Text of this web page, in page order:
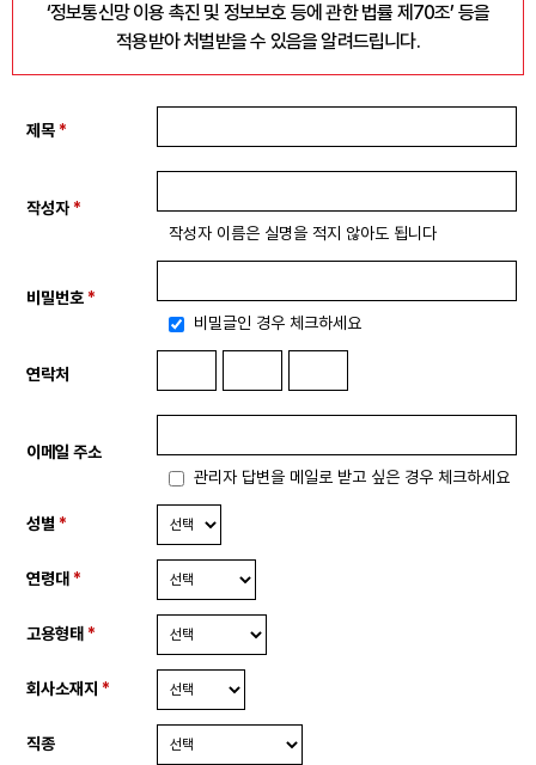
‘정보통신망 이용 촉진 및 정보보호 등에 관한 법률 제70조’ 등을
적용받아 처벌받을 수 있음을 알려드립니다.
제목 *
작성자 *
작성자 이름은 실명을 적지 않아도 됩니다
비밀번호 *
비밀글인 경우 체크하세요
연락처
이메일 주소
관리자 답변을 메일로 받고 싶은 경우 체크하세요
성별 *
연령대 *
고용형태 *
회사소재지 *
직종
자료